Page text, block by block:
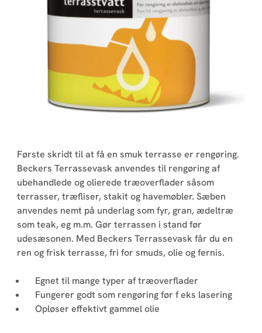
Første skridt til at få en smuk terrasse er rengøring.
Beckers Terrassevask anvendes til rengøring af
ubehandlede og olierede træoverflader såsom
terrasser, træfliser, stakit og havemøbler. Sæben
anvendes nemt på underlag som fyr, gran, ædeltræ
som teak, eg m.m. Gør terrassen i stand før
udesæsonen. Med Beckers Terrassevask får du en
ren og frisk terrasse, fri for smuds, olie og fernis.
Egnet til mange typer af træoverflader
Fungerer godt som rengøring før f eks lasering
Opløser effektivt gammel olie